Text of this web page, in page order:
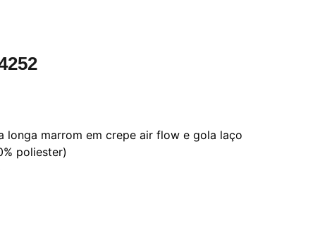
longa marrom em crepe air flow e gola laço
poliester)